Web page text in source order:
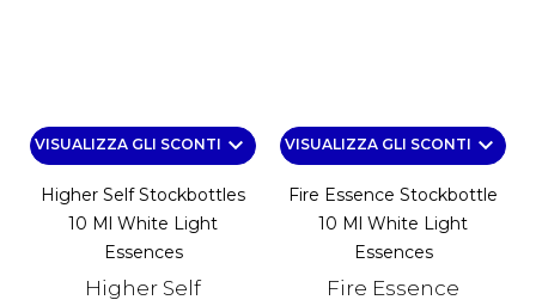
VISUALIZZA GLI SCONTI keyboard_arrow_down
Higher Self Stockbottles
10 Ml White Light
Essences
Higher Self
VISUALIZZA GLI SCONTI keyboard_arrow_down
Fire Essence Stockbottle
10 Ml White Light
Essences
Fire Essence